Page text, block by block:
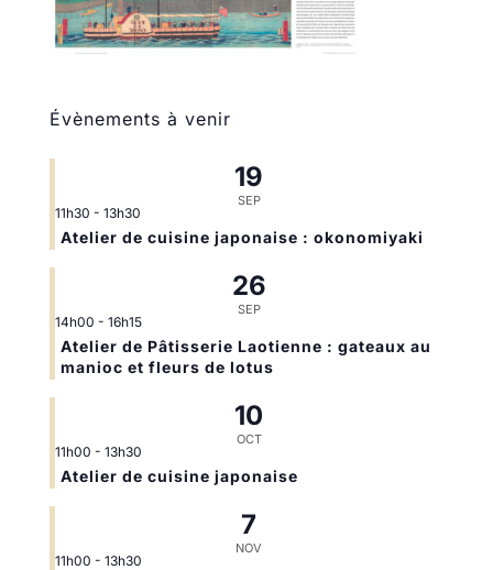
Évènements à venir
19
SEP
11h30 - 13h30
Atelier de cuisine japonaise : okonomiyaki
26
SEP
14h00 - 16h15
Atelier de Pâtisserie Laotienne : gateaux au
manioc et fleurs de lotus
10
OCT
11h00 - 13h30
Atelier de cuisine japonaise
7
NOV
11h00 - 13h30